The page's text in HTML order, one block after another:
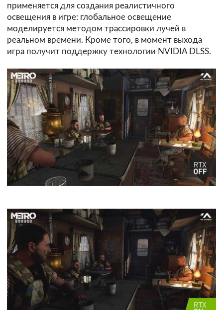
применяется для создания реалистичного
освещения в игре: глобальное освещение
моделируется методом трассировки лучей в
реальном времени. Кроме того, в момент выхода
игра получит поддержку технологии NVIDIA DLSS.